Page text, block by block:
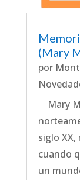
(Mary
por
Mary
siglo
cuando
un